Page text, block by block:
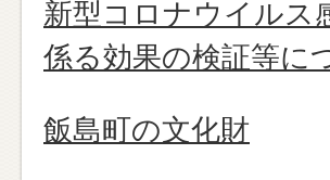
新型コロナウイルス
係る効果の検証等に
飯島町の文化財